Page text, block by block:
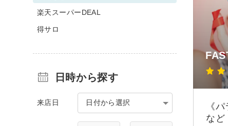
《
など
楽天スーパーDEAL
得サロ
日時から探す
来店日 日付から選択